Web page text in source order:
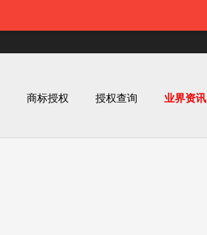
商标授权 授权查询 业界资讯